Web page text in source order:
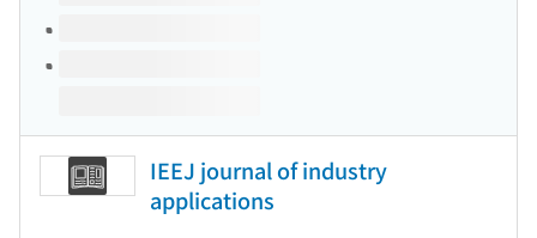
IEEJ journal of industry
applications